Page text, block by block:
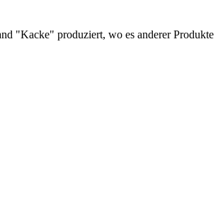
"Kacke" produziert, wo es anderer Produkte